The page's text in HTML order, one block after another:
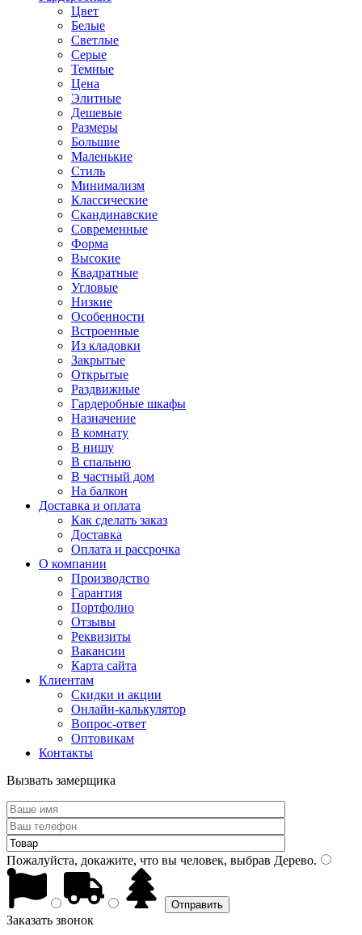
Цвет
Белые
Светлые
Серые
Темные
Цена
Элитные
Дешевые
Размеры
Большие
Маленькие
Стиль
Минимализм
Классические
Скандинавские
Современные
Форма
Высокие
Квадратные
Угловые
Низкие
Особенности
Встроенные
Из кладовки
Закрытые
Открытые
Раздвижные
Гардеробные шкафы
Назначение
В комнату
В нишу
В спальню
В частный дом
На балкон
Доставка и оплата
Как сделать заказ
Доставка
Оплата и рассрочка
О компании
Производство
Гарантия
Портфолио
Отзывы
Реквизиты
Вакансии
Карта сайта
Клиентам
Скидки и акции
Онлайн-калькулятор
Вопрос-ответ
Оптовикам
Контакты
Вызвать замерщика
Пожалуйста, докажите, что вы человек, выбрав Дерево.
Заказать звонок